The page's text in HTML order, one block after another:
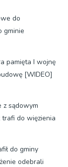
do
gminie
pamięta I wojnę
[WIDEO]
z sądowym
trafi do więzienia
do gminy
odebrali